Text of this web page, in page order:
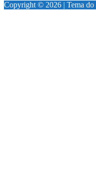
Copyright © 2026 | Tema do